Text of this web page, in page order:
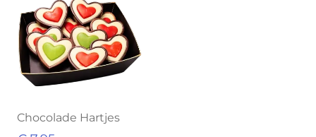
Chocolade Hartjes